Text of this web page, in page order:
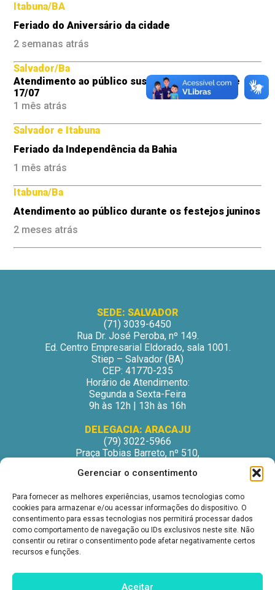
Gerenciar o consentimento
Para fornecer as melhores experiências, usamos tecnologias como
cookies para armazenar e/ou acessar informações do dispositivo. O
consentimento para essas tecnologias nos permitirá processar dados
como comportamento de navegação ou IDs exclusivos neste site. Não
consentir ou retirar o consentimento pode afetar negativamente certos
recursos e funções.
Aceitar
Itabuna/BA
Feriado do Aniversário da cidade
2 semanas atrás
Salvador/Ba
Atendimento ao público suspenso nos dias 16 e
17/07
1 mês atrás
Salvador e Itabuna
Feriado da Independência da Bahia
1 mês atrás
Itabuna/Ba
Atendimento ao público durante os festejos juninos
2 meses atrás
SEDE: SALVADOR
(71) 3039-6450
Rua Dr. José Peroba, nº 149.
Ed. Centro Empresarial Eldorado, sala 1001.
Stiep – Salvador (BA)
CEP: 41770-235
Horário de Atendimento:
Segunda a Sexta-Feira
9h às 12h | 13h às 16h
DELEGACIA: ARACAJU
(79) 3022-5966
Praça Tobias Barreto, nº 510,
São José – Aracaju/SE
Horário de Atendimento:
Segunda a Sexta-Feira
9h às 12h | 13h às 16h
DELEGACIA: ITABUNA
Avenida Princesa Isabel, nº 395.
Ed. Itabuna Trade Center, sala 914.